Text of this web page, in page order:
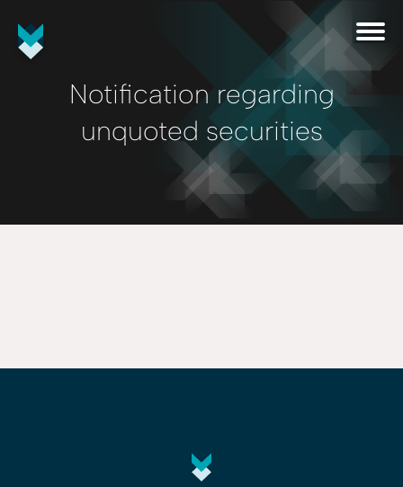
Notification regarding
unquoted securities